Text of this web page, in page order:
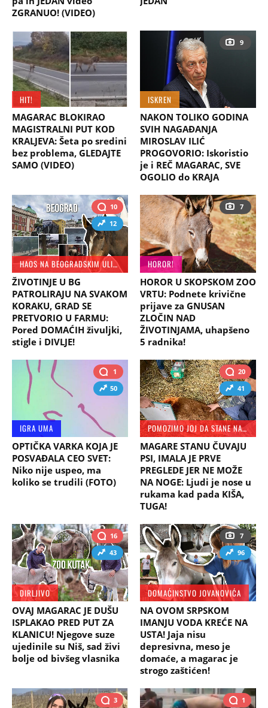
ZGRANUO! (VIDEO)
HIT!
MAGARAC BLOKIRAO
MAGISTRALNI PUT KOD
KRALJEVA: Šeta po sredini
bez problema, GLEDAJTE
SAMO (VIDEO)
9
ISKREN
NAKON TOLIKO GODINA
SVIH NAGAĐANJA
MIROSLAV ILIĆ
PROGOVORIO: Iskoristio
je i REČ MAGARAC, SVE
OGOLIO do KRAJA
10
12
HAOS NA BEOGRADSKIM ULICAMA
ŽIVOTINJE U BG
PATROLIRAJU NA SVAKOM
KORAKU, GRAD SE
PRETVORIO U FARMU:
Pored DOMAĆIH živuljki,
stigle i DIVLJE!
7
HOROR!
HOROR U SKOPSKOM ZOO
VRTU: Podnete krivične
prijave za GNUSAN
ZLOČIN NAD
ŽIVOTINJAMA, uhapšeno
5 radnika!
1
50
IGRA UMA
OPTIČKA VARKA KOJA JE
POSVAĐALA CEO SVET:
Niko nije uspeo, ma
koliko se trudili (FOTO)
20
41
POMOZIMO JOJ DA STANE NA NOGE
MAGARE STANU ČUVAJU
PSI, IMALA JE PRVE
PREGLEDE JER NE MOŽE
NA NOGE: Ljudi je nose u
rukama kad pada KIŠA,
TUGA!
16
43
DIRLJIVO
OVAJ MAGARAC JE DUŠU
ISPLAKAO PRED PUT ZA
KLANICU! Njegove suze
ujedinile su Niš, sad živi
bolje od bivšeg vlasnika
7
96
DOMAĆINSTVO JOVANOVIĆA
NA OVOM SRPSKOM
IMANJU VODA KREĆE NA
USTA! Jaja nisu
depresivna, meso je
domaće, a magarac je
strogo zaštićen!
3 1